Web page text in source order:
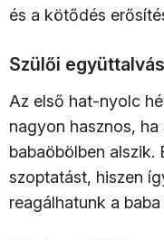
és a kötődés
Szülői
Az első hat-nyolc
nagyon hasznos,
babaöbölben alszik.
szoptatást, hiszen
reagálhatunk a